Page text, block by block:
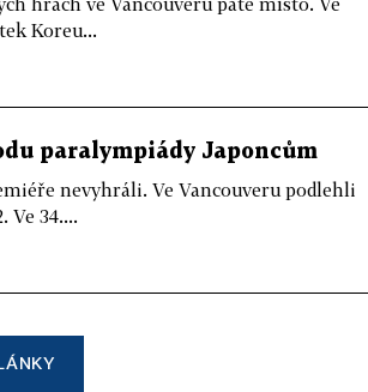
Koreu...
paralympiády Japoncům
nevyhráli. Ve Vancouveru podlehli
Ve 34....